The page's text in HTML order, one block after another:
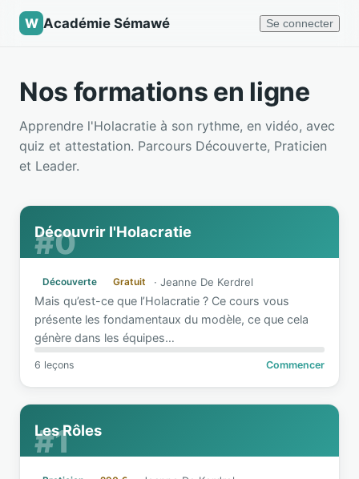
W Académie Sémawé Se connecter
Nos formations en ligne
Apprendre l'Holacratie à son rythme, en vidéo, avec
quiz et attestation. Parcours Découverte, Praticien
et Leader.
#0
Découvrir l'Holacratie
Découverte Gratuit · Jeanne De Kerdrel
Mais qu’est-ce que l’Holacratie ? Ce cours vous
présente les fondamentaux du modèle, ce que cela
génère dans les équipes…
6 leçons Commencer
#1
Les Rôles